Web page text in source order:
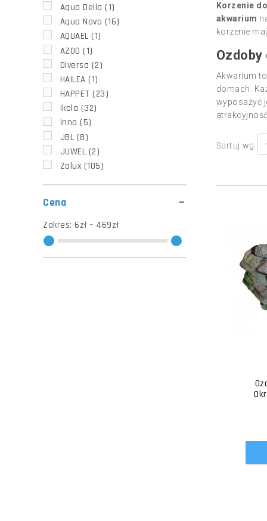
Aqua Della (1)
Aqua Nova (16)
AQUAEL (1)
AZOO (1)
Diversa (2)
HAILEA (1)
HAPPET (23)
Ikola (32)
Inna (5)
JBL (8)
JUWEL (2)
Zolux (105)
Cena
Zakres: 6zł - 469zł
Korzenie
akwarium
korzenie
Akwarium
domach.
wyposażyć
Sortuj wg